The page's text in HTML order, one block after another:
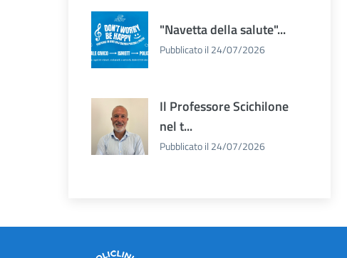
"Navetta della salute"...
Pubblicato il 24/07/2026
Il Professore Scichilone
nel t...
Pubblicato il 24/07/2026